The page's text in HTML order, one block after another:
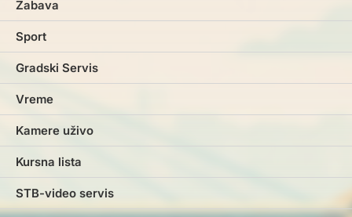
Zabava
Sport
Gradski Servis
Vreme
Kamere uživo
Kursna lista
STB-video servis